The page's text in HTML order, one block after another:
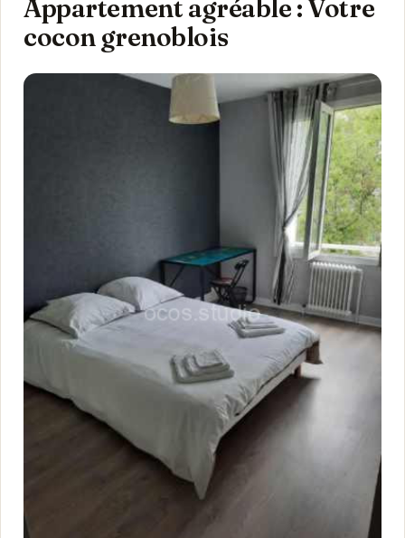
Appartement agréable : Votre
cocon grenoblois